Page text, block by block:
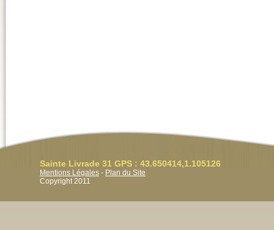
Sainte Livrade 31 GPS : 43.650414,1.105126
Mentions Légales - Plan du Site
Copyright 2011